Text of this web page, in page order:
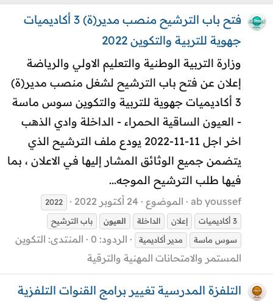
فتح باب الترشيح منصب مدير(ة) 3 أكاديميات
جهوية للتربية والتكوين 2022
وزارة التربية الوطنية والتعليم الاولي والرياضة
إعلان عن فتح باب الترشيح لشغل منصب مدير(ة)
3 أكاديميات جهوية للتربية والتكوين سوس ماسة
- العيون الساقية الحمراء - الداخلة وادي الذهب
اخر اجل 11-11-2022 يودع ملف الترشيح الذي
يتضمن جميع الوثائق المشار إليها في الاعلان ، بما
فيها طلب الترشيح الموجه...
ab youssef الموضوع 24 أكتوبر 2022
2022
3 أكاديميات
إعلان الداخلة العيون
باب الترشيح
سوس ماسة
مدير أكاديمية الردود: 0 المنتدى: التكوين
المستمر والامتحانات المهنية والترقية
التلفزة المدرسية تغيير برامج القنوات التلفزية